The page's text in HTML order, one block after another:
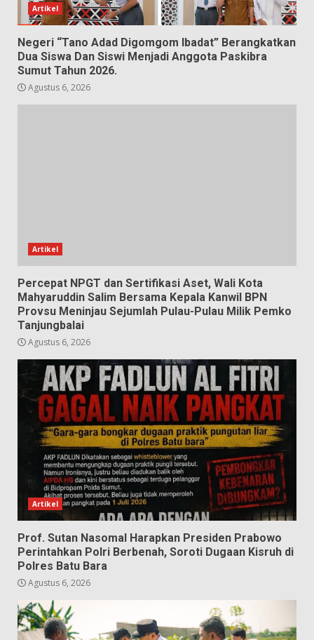
Artikel
Negeri “Tano Adad Digomgom Ibadat” Berangkatkan
Dua Siswa Dan Siswi Menjadi Anggota Paskibra
Sumut Tahun 2026.
Agustus 6, 2026
Artikel
Percepat NPGT dan Sertifikasi Aset, Wali Kota
Mahyaruddin Salim Bersama Kepala Kanwil BPN
Provsu Meninjau Sejumlah Pulau-Pulau Milik Pemko
Tanjungbalai
Agustus 6, 2026
Artikel
Prof. Sutan Nasomal Harapkan Presiden Prabowo
Perintahkan Polri Berbenah, Soroti Dugaan Kisruh di
Polres Batu Bara
Agustus 6, 2026